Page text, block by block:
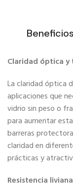
Claridad óptica y
La claridad óptica
aplicaciones que
vidrio sin peso o
para aumentar
barreras
claridad en
prácticas y
Resistencia